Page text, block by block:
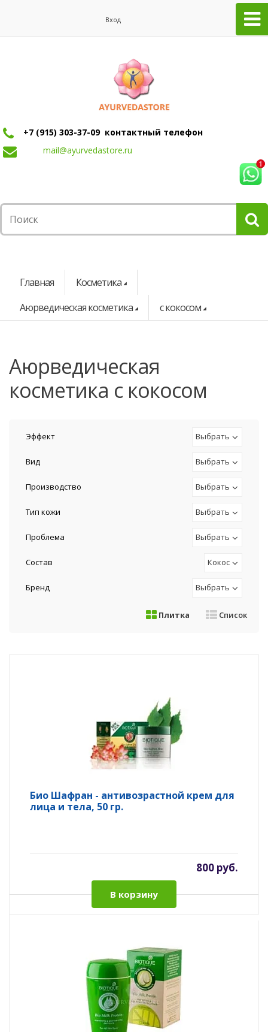
Вход
+7 (915) 303-37-09 контактный телефон
mail@ayurvedastore.ru
Главная
Косметика
Аюрведическая косметика
с кокосом
аюрведическая
косметика с кокосом
Эффект Выбрать
Вид Выбрать
Производство Выбрать
Тип кожи Выбрать
Проблема Выбрать
Состав Кокос
Бренд Выбрать
Плитка Список
Био Шафран - антивозрастной крем для
лица и тела, 50 гр.
800 руб.
В корзину